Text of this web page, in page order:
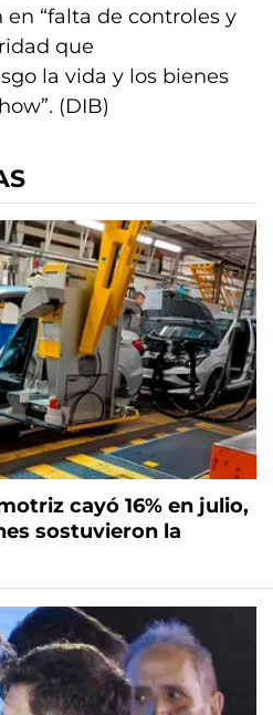
“falta de controles y
que
la vida y los bienes
(DIB)
cayó 16% en julio,
sostuvieron la